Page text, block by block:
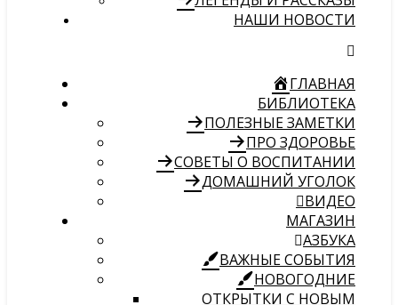
НАШИ НОВОСТИ
ГЛАВНАЯ
БИБЛИОТЕКА
ПОЛЕЗНЫЕ ЗАМЕТКИ
ПРО ЗДОРОВЬЕ
СОВЕТЫ О ВОСПИТАНИИ
ДОМАШНИЙ УГОЛОК
ВИДЕО
МАГАЗИН
АЗБУКА
ВАЖНЫЕ СОБЫТИЯ
НОВОГОДНИЕ
ОТКРЫТКИ С НОВЫМ